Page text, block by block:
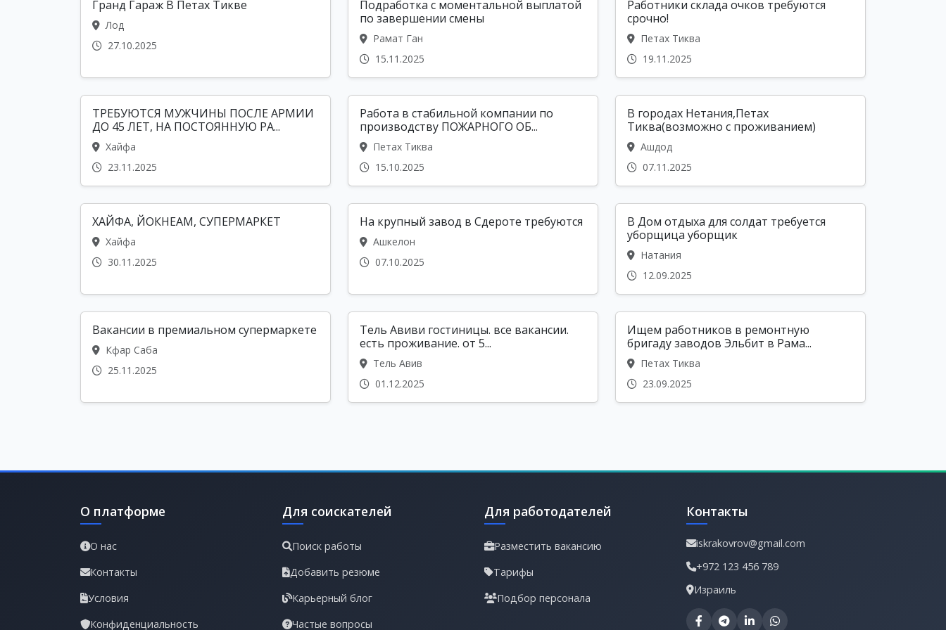
Гранд Гараж В Петах Тикве
Лод
27.10.2025
Подработка с моментальной выплатой
по завершении смены
Рамат Ган
15.11.2025
Работники склада очков требуются
срочно!
Петах Тиква
19.11.2025
ТРЕБУЮТСЯ МУЖЧИНЫ ПОСЛЕ АРМИИ
ДО 45 ЛЕТ, НА ПОСТОЯННУЮ РА...
Хайфа
23.11.2025
Работа в стабильной компании по
производству ПОЖАРНОГО ОБ...
Петах Тиква
15.10.2025
В гopoдах Нeтания,Петax
Тиква(возможно с проживанием)
Ашдод
07.11.2025
ХАЙФА, ЙОКНЕАМ, СУПЕРМАРКЕТ
Хайфа
30.11.2025
На крупный завод в Сдероте требуются
Ашкелон
07.10.2025
В Дом отдыха для солдат требуется
уборщица уборщик
Натания
12.09.2025
Вакансии в премиальном супермаркете
Кфар Саба
25.11.2025
Тель Авиви гостиницы. все вакансии.
есть проживание. от 5...
Тель Авив
01.12.2025
Ищем работников в ремонтную
бригаду заводов Эльбит в Рама...
Петах Тиква
23.09.2025
О платформе
О нас
Контакты
Условия
Конфиденциальность
Для соискателей
Поиск работы
Добавить резюме
Карьерный блог
Частые вопросы
Для работодателей
Разместить вакансию
Тарифы
Подбор персонала
Контакты
iskrakovrov@gmail.com
+972 123 456 789
Израиль